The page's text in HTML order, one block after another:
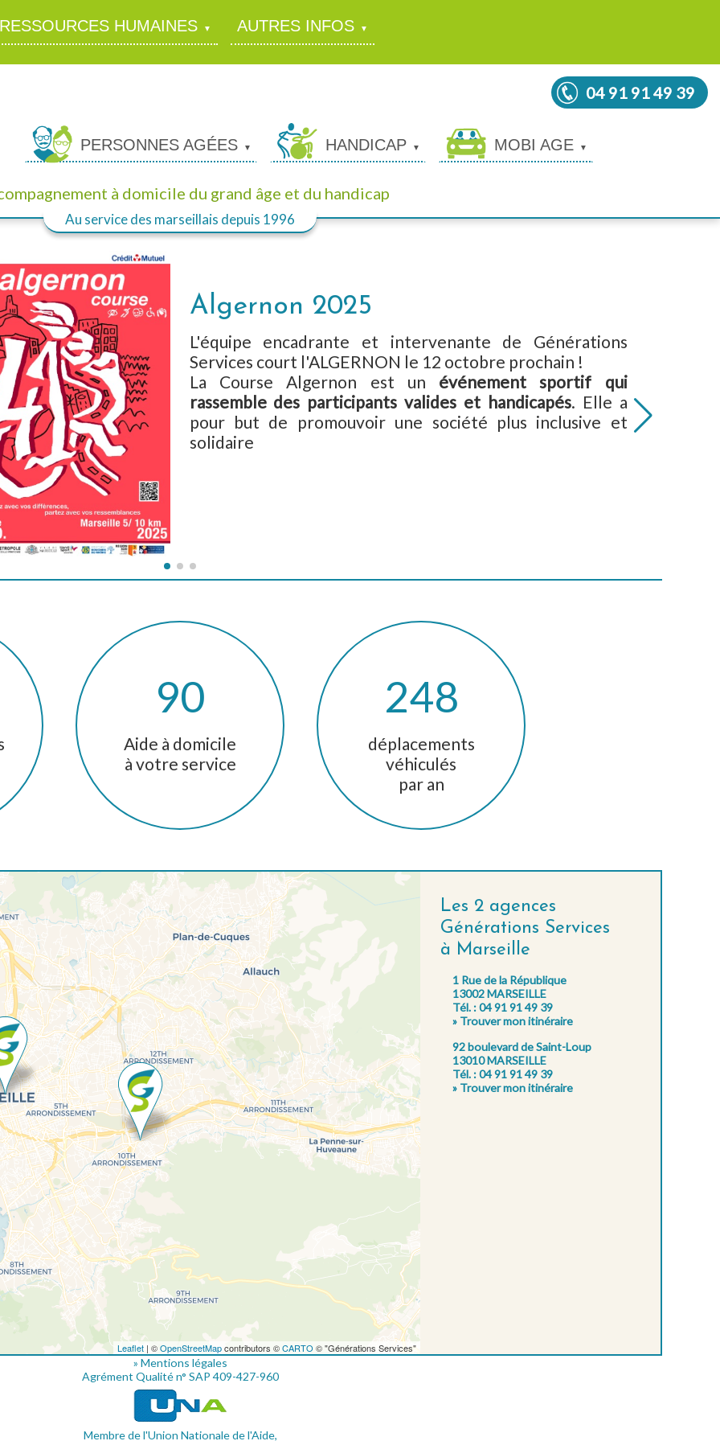
RESSOURCES HUMAINES AUTRES INFOS
04 91 91 49 39
PERSONNES AGÉES HANDICAP MOBI AGE
à domicile du grand âge et du handicap
Au service des marseillais depuis 1996
Algernon 2025
L'équipe encadrante et intervenante de Générations
Services court l'ALGERNON le 12 octobre prochain !
La Course Algernon est un événement sportif qui
rassemble des participants valides et handicapés. Elle a
pour but de promouvoir une société plus inclusive et
solidaire
90
Aide à domicile
à votre service
248
déplacements
véhiculés
par an
Leaflet | ©OpenStreetMapcontributors ©CARTO © "Générations Services"
Les 2 agences
Générations Services
à Marseille
1 Rue de la République
13002 MARSEILLE
Tél. : 04 91 91 49 39
» Trouver mon itinéraire
92 boulevard de Saint-Loup
13010 MARSEILLE
Tél. : 04 91 91 49 39
» Trouver mon itinéraire
» Mentions légales
Agrément Qualité n° SAP 409-427-960
Membre de l'Union Nationale de l'Aide,